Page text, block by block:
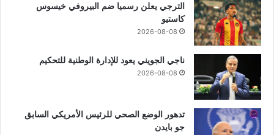
الترجي يعلن رسميا ضم البيروفي خيسوس
كاستيو
2026-08-08
ناجي الجويني يعود للإدارة الوطنية للتحكيم
2026-08-08
تدهور الوضع الصحي للرئيس الأمريكي السابق
جو بايدن